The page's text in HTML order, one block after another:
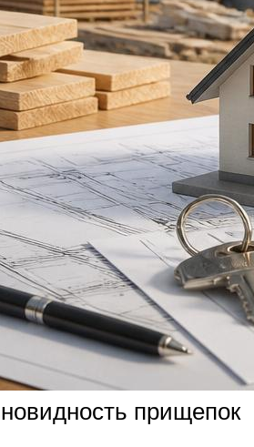
прищепок